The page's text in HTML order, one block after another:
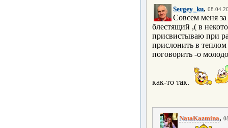
Sergey_ku,
Совсем меня
блестящий ,( в
присвистываю при
прислонить в
поговорить -о
как-то так.
NataKazmina,